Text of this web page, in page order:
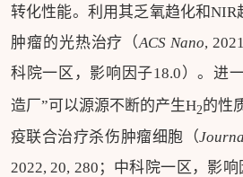
转化性能。利用其乏氧趋化和
肿瘤的光热治疗（ACS Nano,
科院一区，影响因子18.0）。进
造厂”可以源源不断的产生H2的性
疫联合治疗杀伤肿瘤细胞（
2022, 20, 280；中科院一区，影